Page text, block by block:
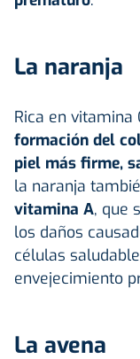
La naranja
Rica en
formación del
piel más firme,
la naranja
vitamina A, que
los daños
células
envejecimiento
La avena